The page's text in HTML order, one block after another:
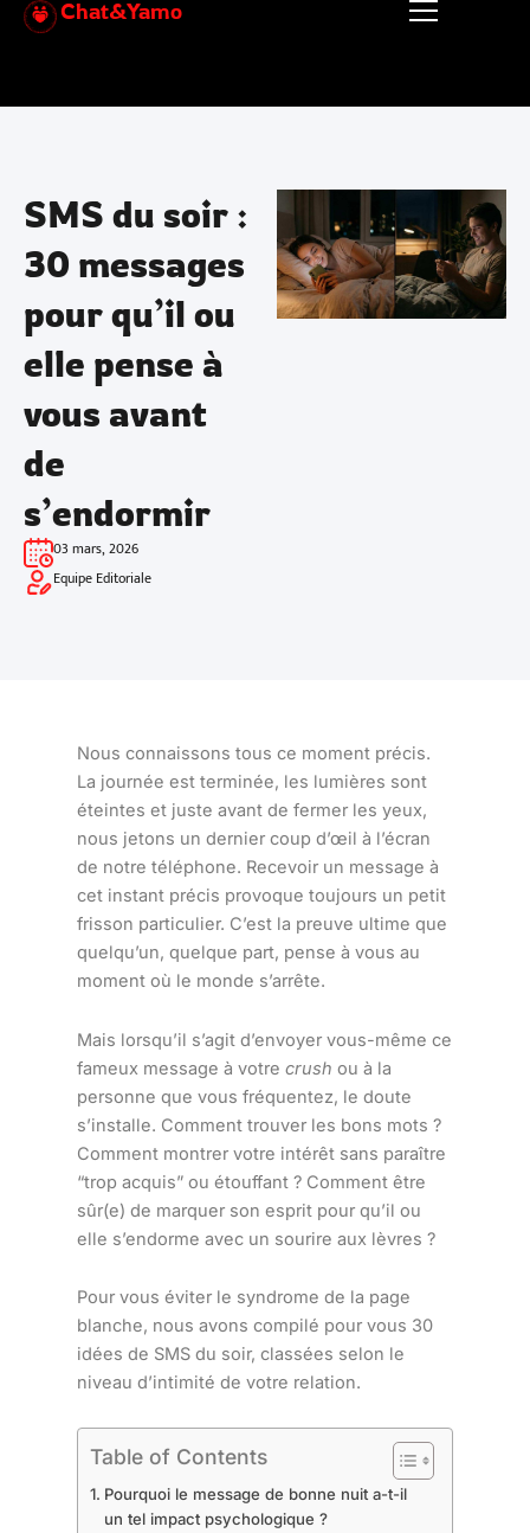
Aller
Chat&Yamo
SMS du soir :
30 messages
pour qu’il ou
elle pense à
vous avant
de
s’endormir
03 mars, 2026
Equipe Editoriale
Nous connaissons tous ce moment précis.
La journée est terminée, les lumières sont
éteintes et juste avant de fermer les yeux,
nous jetons un dernier coup d’œil à l’écran
de notre téléphone. Recevoir un message à
cet instant précis provoque toujours un petit
frisson particulier. C’est la preuve ultime que
quelqu’un, quelque part, pense à vous au
moment où le monde s’arrête.
Mais lorsqu’il s’agit d’envoyer vous-même ce
fameux message à votre crush ou à la
personne que vous fréquentez, le doute
s’installe. Comment trouver les bons mots ?
Comment montrer votre intérêt sans paraître
“trop acquis” ou étouffant ? Comment être
sûr(e) de marquer son esprit pour qu’il ou
elle s’endorme avec un sourire aux lèvres ?
Pour vous éviter le syndrome de la page
blanche, nous avons compilé pour vous 30
idées de SMS du soir, classées selon le
niveau d’intimité de votre relation.
Table of Contents
Pourquoi le message de bonne nuit a-t-il
un tel impact psychologique ?